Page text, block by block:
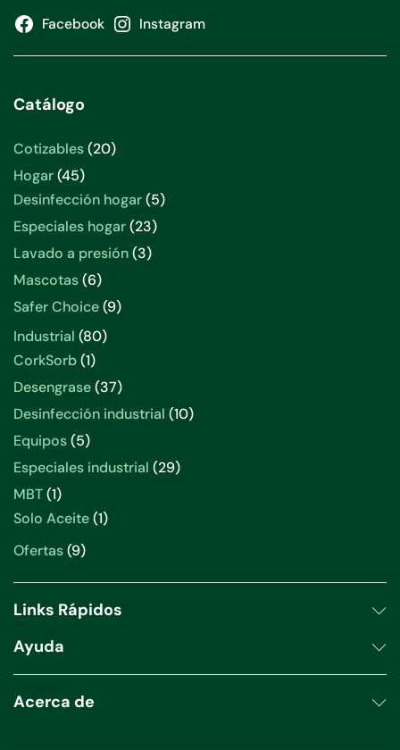
Facebook Instagram
Catálogo
Cotizables 2020
Hogar 4545
productos
Desinfección hogar 55
Especiales hogar 2323
productos
Lavado a presión 33
Mascotas 66
productos
Safer Choice 99
Industrial 8080
CorkSorb 11
producto
Desengrase 3737
productos
Desinfección industrial 1010
Equipos 55
productos
Especiales industrial 2929
MBT 11
producto
Solo Aceite 11
Ofertas 99
Links Rápidos
Ayuda
Acerca de